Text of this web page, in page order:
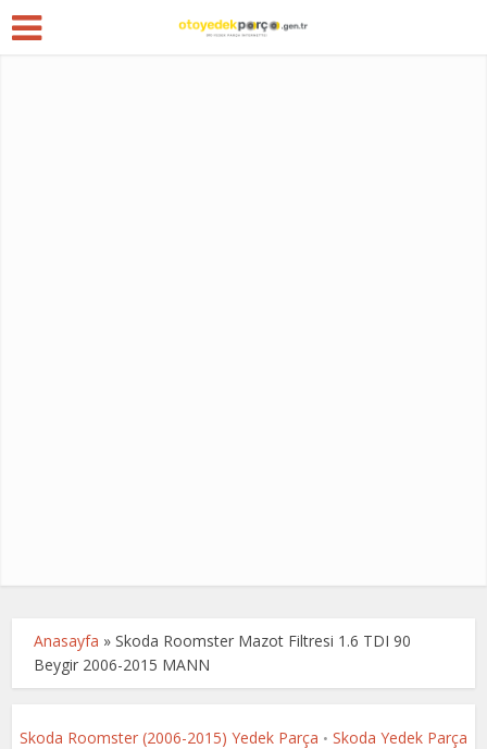
Anasayfa »Skoda Roomster Mazot Filtresi 1.6 TDI 90
Beygir 2006-2015 MANN
Skoda Roomster (2006-2015) Yedek Parça • Skoda Yedek Parça